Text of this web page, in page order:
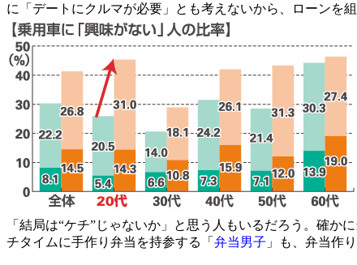
に「デートにクルマが必要」とも考えないから、ローンを
「結局は“ケチ”じゃないか」と思う人もいるだろう。確
チタイムに手作り弁当を持参する「 弁当男子 」も、弁当作